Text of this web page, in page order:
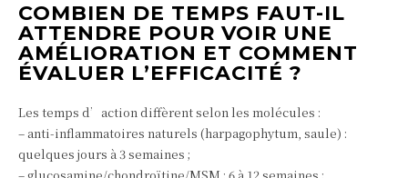
COMBIEN DE TEMPS FAUT-IL
ATTENDRE POUR VOIR UNE
AMÉLIORATION ET COMMENT
ÉVALUER L’EFFICACITÉ ?
Les temps d’action diffèrent selon les molécules :
– anti-inflammatoires naturels (harpagophytum, saule) :
quelques jours à 3 semaines ;